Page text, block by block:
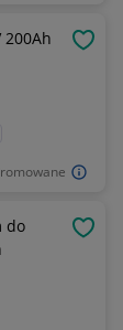
200Ah
do